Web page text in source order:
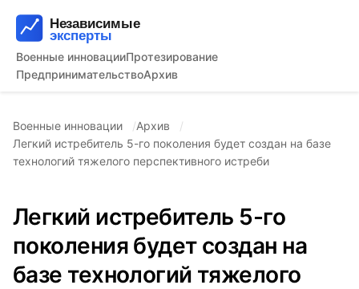
Военные инновацииПротезирование
ПредпринимательствоАрхив
Военные инновации
Архив
Легкий истребитель 5-го поколения будет создан на базе
технологий тяжелого перспективного истреби
Легкий истребитель 5-го
поколения будет создан на
базе технологий тяжелого